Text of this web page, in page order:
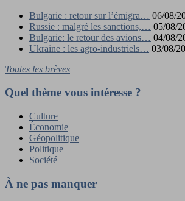
Bulgarie : retour sur l’émigra… 06/08/
Russie : malgré les sanctions,… 05/08/
Bulgarie: le retour des avions… 04/08/
Ukraine : les agro-industriels… 03/08/
Toutes les brèves
Quel thème vous intéresse ?
Culture
Économie
Géopolitique
Politique
Société
À ne pas manquer